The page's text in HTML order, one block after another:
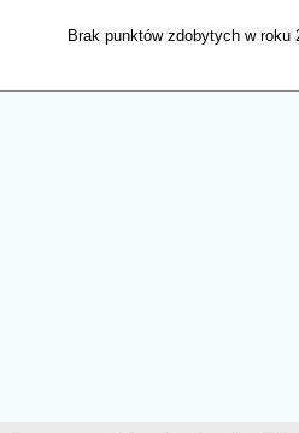
Brak punktów zdobytych w roku